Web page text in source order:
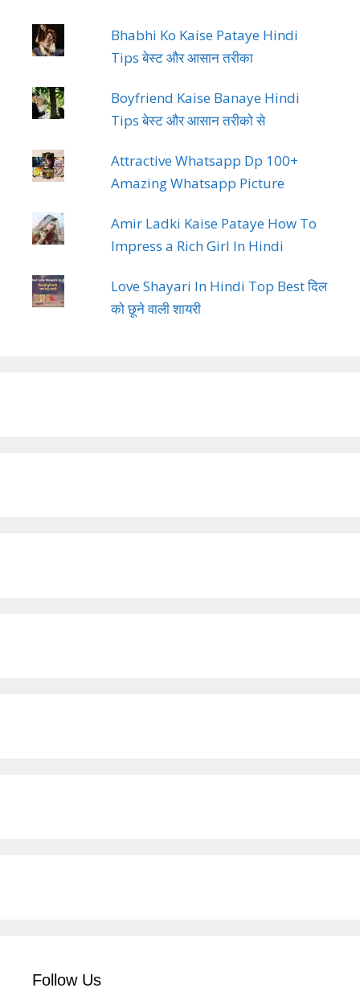
Bhabhi Ko Kaise Pataye Hindi
Tips बेस्ट और आसान तरीका
Boyfriend Kaise Banaye Hindi
Tips बेस्ट और आसान तरीको से
Attractive Whatsapp Dp 100+
Amazing Whatsapp Picture
Amir Ladki Kaise Pataye How To
Impress a Rich Girl In Hindi
Love Shayari In Hindi Top Best दिल
को छूने वाली शायरी
Follow Us